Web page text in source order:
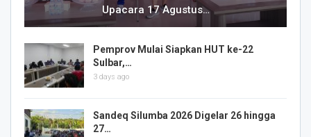
Upacara 17 Agustus…
Pemprov Mulai Siapkan HUT ke-22
Sulbar,…
3 days ago
Sandeq Silumba 2026 Digelar 26 hingga
27…